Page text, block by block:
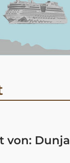
von: Dunja